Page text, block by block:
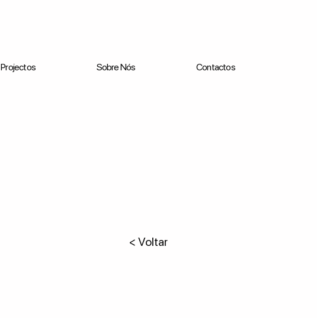
Projectos Sobre Nós Contactos
< Voltar